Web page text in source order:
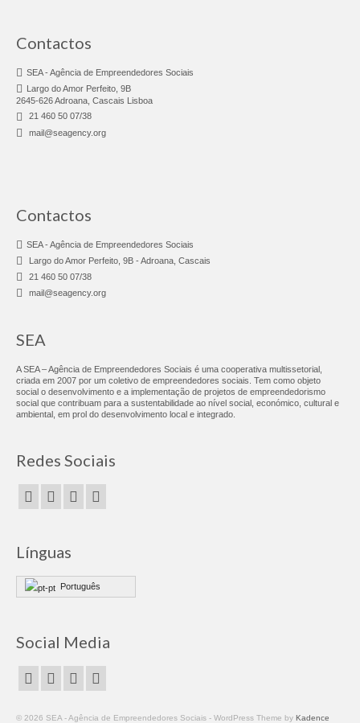
FE Algueirão Mem-Martins
FE Chamusca
FE Elvas
FE Lisboa
FE Santa Maria Maior
FE de Oeiras
Fablab
FabLab Sintra
Inscrições
2026
Workshop Costura Criativa | Para Iniciantes –
SkilLab | Ciclo Intensivo para Jovens – 25, 26 e
Workshop Corte e Gravação a Laser | Iniciação
Contactos
SEA - Agência de Empreendedores Sociais
Largo do Amor Perfeito, 9B
2645-626 Adroana, Cascais Lisboa
21 460 50 07/38
mail@seagency.org
Contactos
SEA - Agência de Empreendedores Sociais
Largo do Amor Perfeito, 9B - Adroana, Cascais
21 460 50 07/38
mail@seagency.org
SEA
A SEA – Agência de Empreendedores Sociais é uma cooperativa multissetorial,
criada em 2007 por um coletivo de empreendedores sociais. Tem como objeto
social o desenvolvimento e a implementação de projetos de empreendedorismo
social que contribuam para a sustentabilidade ao nível social, económico, cultural e
ambiental, em prol do desenvolvimento local e integrado.
Redes Sociais
Línguas
Português
Social Media
© 2026 SEA - Agência de Empreendedores Sociais - WordPress Theme by Kadence